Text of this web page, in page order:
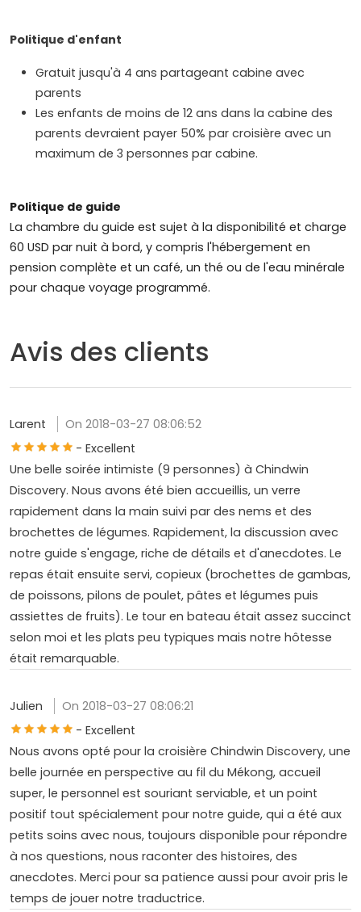
Politique d'enfant
Gratuit jusqu'à 4 ans partageant cabine avec
parents
Les enfants de moins de 12 ans dans la cabine des
parents devraient payer 50% par croisière avec un
maximum de 3 personnes par cabine.
Politique de guide
La chambre du guide est sujet à la disponibilité et charge
60 USD par nuit à bord, y compris l'hébergement en
pension complète et un café, un thé ou de l'eau minérale
pour chaque voyage programmé.
Avis des clients
Larent
On 2018-03-27 08:06:52
- Excellent
Une belle soirée intimiste (9 personnes) à Chindwin
Discovery. Nous avons été bien accueillis, un verre
rapidement dans la main suivi par des nems et des
brochettes de légumes. Rapidement, la discussion avec
notre guide s'engage, riche de détails et d'anecdotes. Le
repas était ensuite servi, copieux (brochettes de gambas,
de poissons, pilons de poulet, pâtes et légumes puis
assiettes de fruits). Le tour en bateau était assez succinct
selon moi et les plats peu typiques mais notre hôtesse
était remarquable.
Julien
On 2018-03-27 08:06:21
- Excellent
Nous avons opté pour la croisière Chindwin Discovery, une
belle journée en perspective au fil du Mékong, accueil
super, le personnel est souriant serviable, et un point
positif tout spécialement pour notre guide, qui a été aux
petits soins avec nous, toujours disponible pour répondre
à nos questions, nous raconter des histoires, des
anecdotes. Merci pour sa patience aussi pour avoir pris le
temps de jouer notre traductrice.